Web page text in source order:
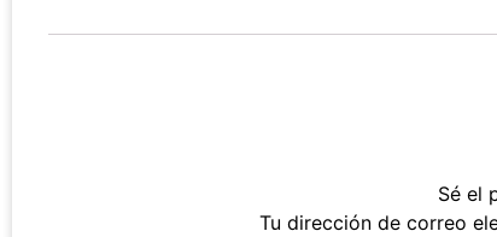
Sé el
Tu dirección de correo